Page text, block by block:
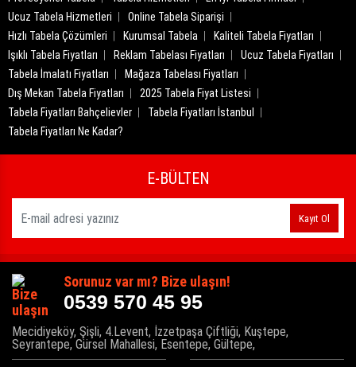
Ucuz Tabela Hizmetleri
Online Tabela Siparişi
Hızlı Tabela Çözümleri
Kurumsal Tabela
Kaliteli Tabela Fiyatları
Işıklı Tabela Fiyatları
Reklam Tabelası Fiyatları
Ucuz Tabela Fiyatları
Tabela İmalatı Fiyatları
Mağaza Tabelası Fiyatları
Dış Mekan Tabela Fiyatları
2025 Tabela Fiyat Listesi
Tabela Fiyatları Bahçelievler
Tabela Fiyatları İstanbul
Tabela Fiyatları Ne Kadar?
E-BÜLTEN
Kayıt Ol
Sorunuz var mı? Bize ulaşın!
0539 570 45 95
Mecidiyeköy, Şişli, 4.Levent, İzzetpaşa Çiftliği, Kuştepe,
Seyrantepe, Gürsel Mahallesi, Esentepe, Gültepe,